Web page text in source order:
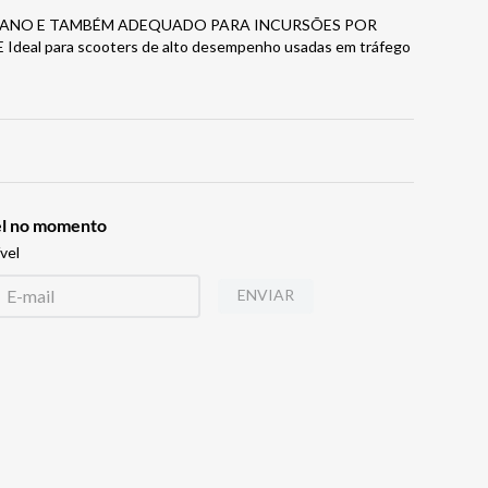
E TAMBÉM ADEQUADO PARA INCURSÕES POR
Ideal para scooters de alto desempenho usadas em tráfego
no momento
ENVIAR